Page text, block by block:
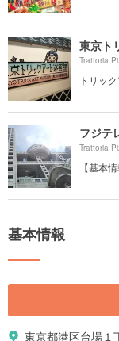
東京ト
Trattoria
トリッ
フジテ
Trattoria
【基本
基本情報
東京都港区台場１